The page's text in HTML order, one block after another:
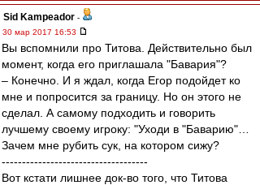
Sid Kampeador -
30 мар 2017 16:53
Вы вспомнили про Титова. Действительно был
момент, когда его приглашала "Бавария"?
– Конечно. И я ждал, когда Егор подойдет ко
мне и попросится за границу. Но он этого не
сделал. А самому подходить и говорить
лучшему своему игроку: "Уходи в "Баварию"…
Зачем мне рубить сук, на котором сижу?
------------------------------------
Вот кстати лишнее док-во того, что Титова